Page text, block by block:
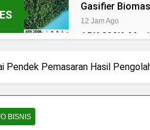
Gasifier
12 Jam Ago
ARK 200K:
Piroliser:
Biodigester:
Pendek Pemasaran Hasil
BISNIS